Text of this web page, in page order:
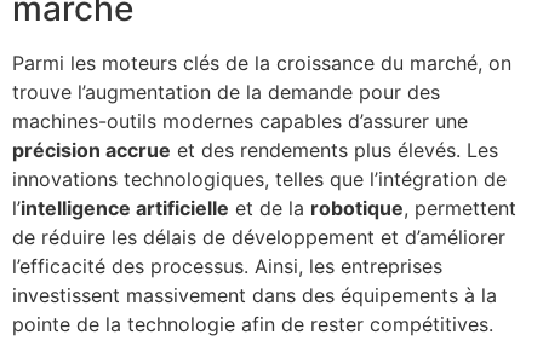
Parmi les moteurs clés de la croissance du marché, on
trouve l’augmentation de la demande pour des
machines-outils modernes capables d’assurer une
précision accrue et des rendements plus élevés. Les
innovations technologiques, telles que l’intégration de
l’intelligence artificielle et de la robotique, permettent
de réduire les délais de développement et d’améliorer
l’efficacité des processus. Ainsi, les entreprises
investissent massivement dans des équipements à la
pointe de la technologie afin de rester compétitives.